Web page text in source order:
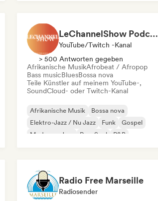
LeChannelShow Podcast
YouTube/Twitch -Kanal
> 500 Antworten gegeben
Afrikanische MusikAfrobeat / Afropop
Bass musicBluesBossa nova
Teile Künstler auf meinem YouTube-,
SoundCloud- oder Twitch-Kanal
Afrikanische Musik
Bossa nova
Elektro-Jazz / Nu Jazz
Funk
Gospel
Moderner Jazz
Pop-Soul R&B
Radio Free Marseille
Radiosender